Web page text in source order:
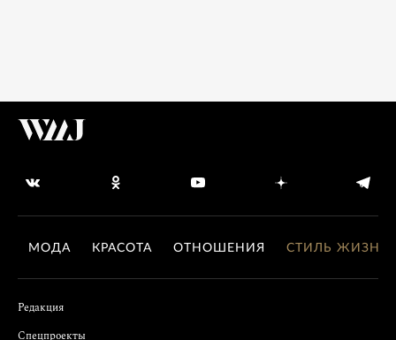
МОДА КРАСОТА ОТНОШЕНИЯ СТИЛЬ ЖИЗНИ
Редакция
Спецпроекты